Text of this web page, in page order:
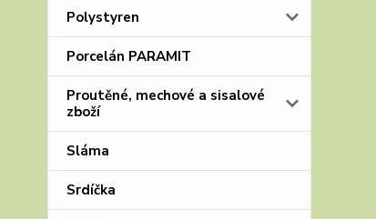
Polystyren
Porcelán PARAMIT
Proutěné, mechové a sisalové
zboží
Sláma
Srdíčka